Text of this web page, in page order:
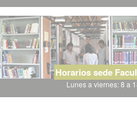
Horarios sede
Lunes a viernes: 8 a